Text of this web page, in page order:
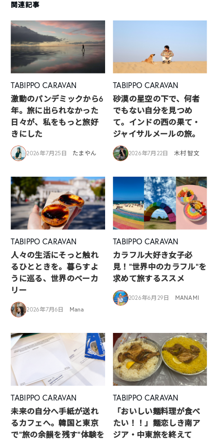
関連記事
TABIPPO CARAVAN
激動のパンデミックから6
年。旅に出られなかった
日々が、私をもっと旅好
きにした
2026年7月25日 たまやん
TABIPPO CARAVAN
砂漠の星空の下で、何者
でもない自分を見つめ
て。インドの西の果て・
ジャイサルメールの旅。
2026年7月22日 木村 智文
TABIPPO CARAVAN
人々の生活にそっと触れ
るひとときを。暮らすよ
うに巡る、世界のベーカ
リー
2026年7月6日 Mana
TABIPPO CARAVAN
カラフル大好き女子必
見！”世界中のカラフル”を
求めて旅するススメ
2026年6月29日 MANAMI
TABIPPO CARAVAN
未来の自分へ手紙が送れ
るカフェへ。韓国と東京
で“旅の余韻を残す”体験を
TABIPPO CARAVAN
「おいしい麺料理が食べ
たい！！」麺恋しき南ア
ジア・中東旅を終えて